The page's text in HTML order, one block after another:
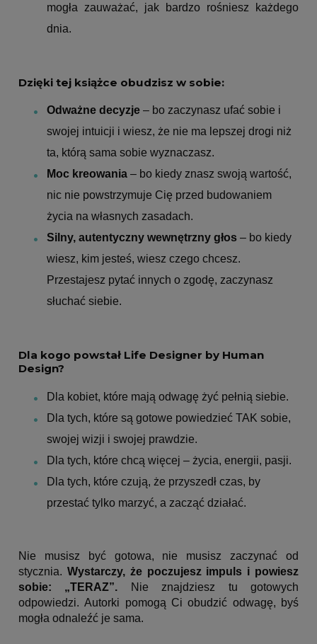
mogła zauważać, jak bardzo rośniesz każdego
dnia.
Dzięki tej książce obudzisz w sobie:
Odważne decyzje – bo zaczynasz ufać sobie i
swojej intuicji i wiesz, że nie ma lepszej drogi niż
ta, którą sama sobie wyznaczasz.
Moc kreowania – bo kiedy znasz swoją wartość,
nic nie powstrzymuje Cię przed budowaniem
życia na własnych zasadach.
Silny, autentyczny wewnętrzny głos – bo kiedy
wiesz, kim jesteś, wiesz czego chcesz.
Przestajesz pytać innych o zgodę, zaczynasz
słuchać siebie.
Dla kogo powstał Life Designer by Human
Design?
Dla kobiet, które mają odwagę żyć pełnią siebie.
Dla tych, które są gotowe powiedzieć TAK sobie,
swojej wizji i swojej prawdzie.
Dla tych, które chcą więcej – życia, energii, pasji.
Dla tych, które czują, że przyszedł czas, by
przestać tylko marzyć, a zacząć działać.
Nie musisz być gotowa, nie musisz zaczynać od
stycznia. Wystarczy, że poczujesz impuls i powiesz
sobie: „TERAZ”.
Nie znajdziesz tu gotowych
odpowiedzi. Autorki pomogą Ci obudzić odwagę, byś
mogła odnaleźć je sama.